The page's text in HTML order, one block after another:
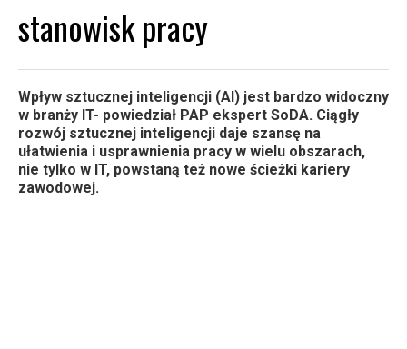
stanowisk pracy
Wpływ sztucznej inteligencji (AI) jest bardzo widoczny
w branży IT- powiedział PAP ekspert SoDA. Ciągły
rozwój sztucznej inteligencji daje szansę na
ułatwienia i usprawnienia pracy w wielu obszarach,
nie tylko w IT, powstaną też nowe ścieżki kariery
zawodowej.